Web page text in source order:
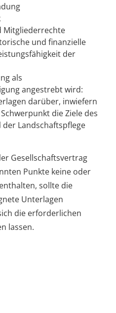
Mitgliederrechte
und finanzielle
der
als
angestrebt wird:
darüber, inwiefern
die Ziele des
Landschaftspflege
Gesellschaftsvertrag
Punkte keine oder
sollte die
Unterlagen
die erforderlichen
lassen.